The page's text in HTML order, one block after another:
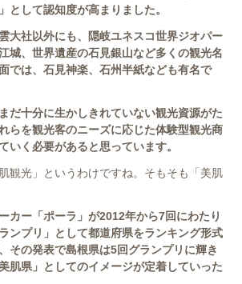
として認知度が高まりました。
大社以外にも、隠岐ユネスコ世界ジオパー
城、世界遺産の石見銀山など多くの観光名
では、石見神楽、石州半紙なども有名で
だ十分に生かしきれていない観光資源がた
らを観光客のニーズに応じた体験型観光商
いく必要があると思っています。
光」というわけですね。そもそも「美肌
カー「ポーラ」が2012年から7回にわたり
ンプリ」として都道府県をランキング形式
その発表で島根県は5回グランプリに輝き
肌県」としてのイメージが定着していった